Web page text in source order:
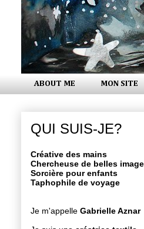
ABOUT ME MON SITE
QUI SUIS-JE?
Créative des mains
Chercheuse de belles
Sorcière pour enfants
Taphophile de voyage
Je m'appelle Gabrielle Aznar